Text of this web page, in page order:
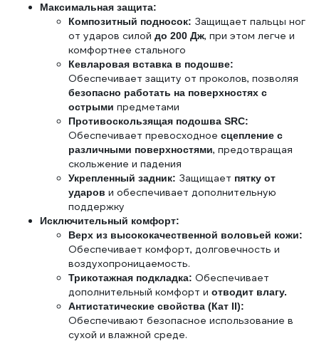
Максимальная защита:
Композитный подносок: Защищает пальцы ног
от ударов силой до 200 Дж, при этом легче и
комфортнее стального
Кевларовая вставка в подошве:
Обеспечивает защиту от проколов, позволяя
безопасно работать на поверхностях с
острыми предметами
Противоскользящая подошва SRC:
Обеспечивает превосходное сцепление с
различными поверхностями, предотвращая
скольжение и падения
Укрепленный задник: Защищает пятку от
ударов и обеспечивает дополнительную
поддержку
Исключительный комфорт:
Верх из высококачественной воловьей кожи:
Обеспечивает комфорт, долговечность и
воздухопроницаемость.
Трикотажная подкладка: Обеспечивает
дополнительный комфорт и отводит влагу.
Антистатические свойства (Кат II):
Обеспечивают безопасное использование в
сухой и влажной среде.